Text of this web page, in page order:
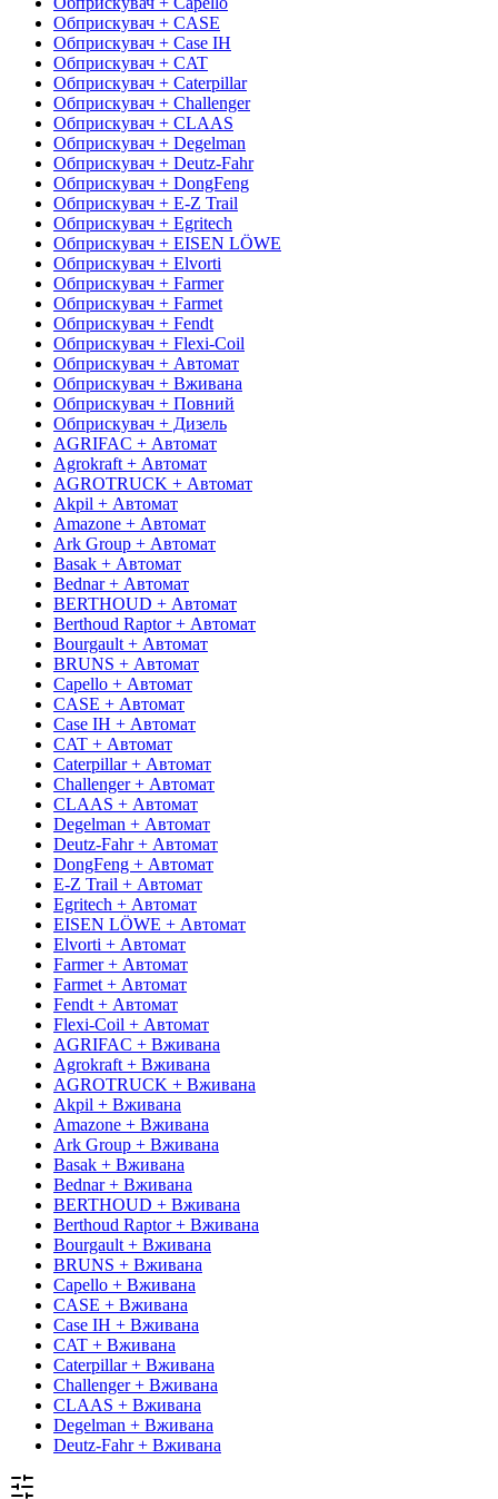
Обприскувач + CASE
Обприскувач + Case IH
Обприскувач + CAT
Обприскувач + Caterpillar
Обприскувач + Challenger
Обприскувач + CLAAS
Обприскувач + Degelman
Обприскувач + Deutz-Fahr
Обприскувач + DongFeng
Обприскувач + E-Z Trail
Обприскувач + Egritech
Обприскувач + EISEN LÖWE
Обприскувач + Elvorti
Обприскувач + Farmer
Обприскувач + Farmet
Обприскувач + Fendt
Обприскувач + Flexi-Coil
Обприскувач + Автомат
Обприскувач + Вживана
Обприскувач + Повний
Обприскувач + Дизель
AGRIFAC + Автомат
Agrokraft + Автомат
AGROTRUCK + Автомат
Akpil + Автомат
Amazone + Автомат
Ark Group + Автомат
Basak + Автомат
Bednar + Автомат
BERTHOUD + Автомат
Berthoud Raptor + Автомат
Bourgault + Автомат
BRUNS + Автомат
Capello + Автомат
CASE + Автомат
Case IH + Автомат
CAT + Автомат
Caterpillar + Автомат
Challenger + Автомат
CLAAS + Автомат
Degelman + Автомат
Deutz-Fahr + Автомат
DongFeng + Автомат
E-Z Trail + Автомат
Egritech + Автомат
EISEN LÖWE + Автомат
Elvorti + Автомат
Farmer + Автомат
Farmet + Автомат
Fendt + Автомат
Flexi-Coil + Автомат
AGRIFAC + Вживана
Agrokraft + Вживана
AGROTRUCK + Вживана
Akpil + Вживана
Amazone + Вживана
Ark Group + Вживана
Basak + Вживана
Bednar + Вживана
BERTHOUD + Вживана
Berthoud Raptor + Вживана
Bourgault + Вживана
BRUNS + Вживана
Capello + Вживана
CASE + Вживана
Case IH + Вживана
CAT + Вживана
Caterpillar + Вживана
Challenger + Вживана
CLAAS + Вживана
Degelman + Вживана
Deutz-Fahr + Вживана